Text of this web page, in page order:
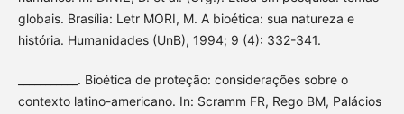
globais. Brasília: Letr MORI, M. A bioética: sua natureza e
história. Humanidades (UnB), 1994; 9 (4): 332-341.
___________. Bioética de proteção: considerações sobre o
contexto latino-americano. In: Scramm FR, Rego BM, Palácios